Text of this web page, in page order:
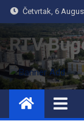
Četvrtak, 6
RTV